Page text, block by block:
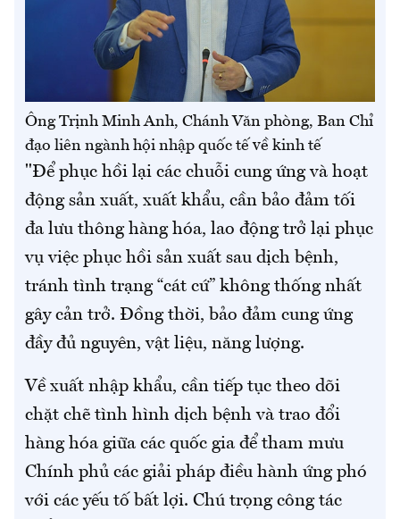
Ông Trịnh Minh Anh, Chánh Văn phòng, Ban Chỉ
đạo liên ngành hội nhập quốc tế về kinh tế
"Để phục hồi lại các chuỗi cung ứng và hoạt
động sản xuất, xuất khẩu, cần bảo đảm tối
đa lưu thông hàng hóa, lao động trở lại phục
vụ việc phục hồi sản xuất sau dịch bệnh,
tránh tình trạng “cát cứ” không thống nhất
gây cản trở. Đồng thời, bảo đảm cung ứng
đầy đủ nguyên, vật liệu, năng lượng.
Về xuất nhập khẩu, cần tiếp tục theo dõi
chặt chẽ tình hình dịch bệnh và trao đổi
hàng hóa giữa các quốc gia để tham mưu
Chính phủ các giải pháp điều hành ứng phó
với các yếu tố bất lợi. Chú trọng công tác